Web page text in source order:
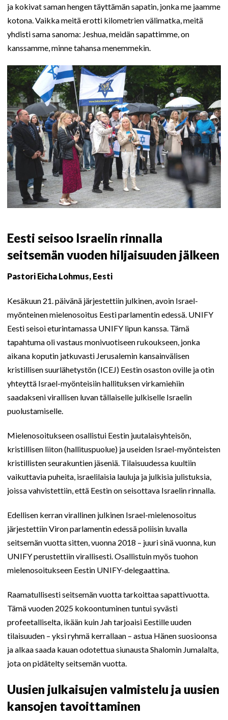
ja kokivat saman hengen täyttämän sapatin, jonka me jaamme
kotona. Vaikka meitä erotti kilometrien välimatka, meitä
yhdisti sama sanoma: Jeshua, meidän sapattimme, on
kanssamme, minne tahansa menemmekin.
Eesti seisoo Israelin rinnalla
seitsemän vuoden hiljaisuuden jälkeen
Pastori Eicha Lohmus, Eesti
Kesäkuun 21. päivänä järjestettiin julkinen, avoin Israel-
myönteinen mielenosoitus Eesti parlamentin edessä. UNIFY
Eesti seisoi eturintamassa UNIFY lipun kanssa. Tämä
tapahtuma oli vastaus monivuotiseen rukoukseen, jonka
aikana koputin jatkuvasti Jerusalemin kansainvälisen
kristillisen suurlähetystön (ICEJ) Eestin osaston oville ja otin
yhteyttä Israel-myönteisiin hallituksen virkamiehiin
saadakseni virallisen luvan tällaiselle julkiselle Israelin
puolustamiselle.
Mielenosoitukseen osallistui Eestin juutalaisyhteisön,
kristillisen liiton (hallituspuolue) ja useiden Israel-myönteisten
kristillisten seurakuntien jäseniä. Tilaisuudessa kuultiin
vaikuttavia puheita, israelilaisia lauluja ja julkisia julistuksia,
joissa vahvistettiin, että Eestin on seisottava Israelin rinnalla.
Edellisen kerran virallinen julkinen Israel-mielenosoitus
järjestettiin Viron parlamentin edessä poliisin luvalla
seitsemän vuotta sitten, vuonna 2018 – juuri sinä vuonna, kun
UNIFY perustettiin virallisesti. Osallistuin myös tuohon
mielenosoitukseen Eestin UNIFY-delegaattina.
Raamatullisesti seitsemän vuotta tarkoittaa sapattivuotta.
Tämä vuoden 2025 kokoontuminen tuntui syvästi
profeetalliselta, ikään kuin Jah tarjoaisi Eestille uuden
tilaisuuden – yksi ryhmä kerrallaan – astua Hänen suosioonsa
ja alkaa saada kauan odotettua siunausta Shalomin Jumalalta,
jota on pidätelty seitsemän vuotta.
Uusien julkaisujen valmistelu ja uusien
kansojen tavoittaminen